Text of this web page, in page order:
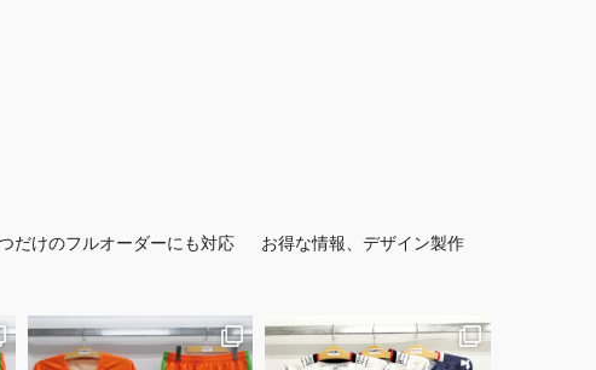
だけのフルオーダーにも対応
お得な情報、デザイン製作